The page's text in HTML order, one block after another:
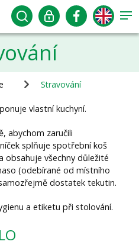
Stravování
vlastní kuchyní.
abychom zaručili
splňuje spotřební koš
obsahuje všechny důležité
(odebírané od místního
dostatek tekutin.
a etiketu při stolování.